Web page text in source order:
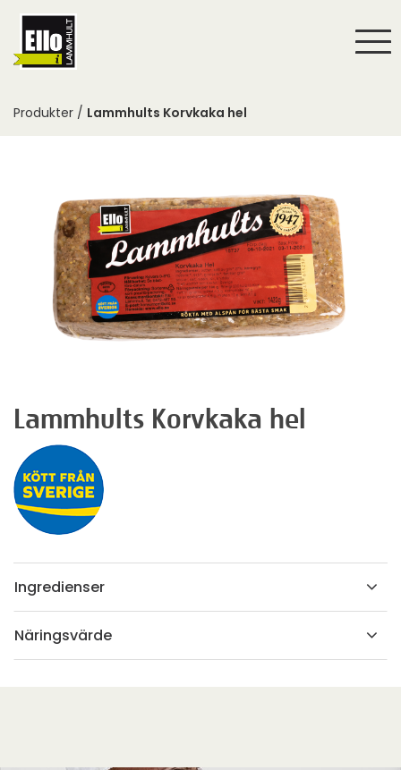
Produkter / Lammhults Korvkaka hel
Lammhults Korvkaka hel
Ingredienser
Näringsvärde